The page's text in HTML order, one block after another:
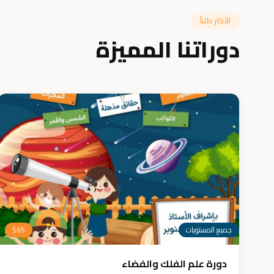
الأكثر طلباً
دوراتنا المميزة
جميع المستويات $65
دورة علم الفلك والفضاء